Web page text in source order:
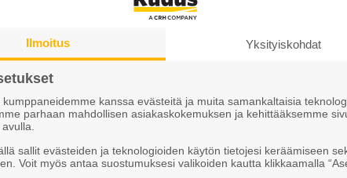
Ura Ruduksella
Ilmoitus Yksityiskohdat
kumppaneidemme kanssa evästeitä ja muita samankaltaisia
parhaan mahdollisen asiakaskokemuksen ja kehittääksemme
sallit evästeiden ja teknologioiden käytön tietojesi keräämiseen
Voit myös antaa suostumuksesi valikoiden kautta klikkaamalla